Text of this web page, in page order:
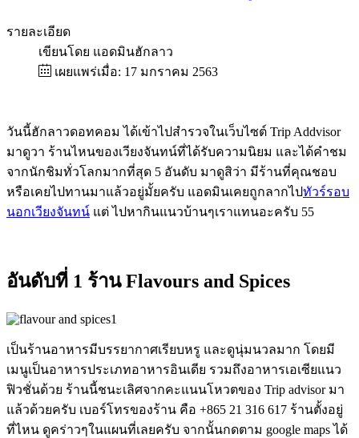
รายละเอียด
เขียนโดย แอดมินฮักลาว
เผยแพร่เมื่อ: 17 มกราคม 2563
วันนี้ฮักลาวดอทคอม ได้เข้าไปสำรวจในเว็บไซต์ Trip Addvisor
มาดูวา ร้านไหนของเวียงจันทน์ที่ได้รับความนิยม และได้คำชม
จากนักชิมทั่วโลกมากที่สุด 5 อันดับ มาดูสิว่า มีร้านที่คุณชอบ
หรือเคยไปทานมาแล้วอยู่มั้ยครับ แอดมินเคยถูกลากไปทัวร์รอบ
นอกเวียงจันทน์ แต่ ไปหากินแนวบ้านๆเราแทนอะครับ 55
อันดับที่ 1 ร้าน Flavours and Spices
เป็นร้านอาหารมีบรรยากาศเรียบหรู และดูนุ่มนวลมาก โดยมี
เมนูเป็นอาหารประเภทอาหารอินเดีย รวมถึงอาหารเอเซียแนว
ฟิวชั่นด้วย ร้านนี้ชนะเลิศจากคะแนนโหวตของ Trip advisor มา
แล้วด้วยครับ เบอร์โทรของร้าน คือ +865 21 316 617 ร้านตั้งอยู่
ที่ไหน ดูคร่าวๆในแผนที่เลยครับ จากนั้นกดตาม google maps ได้